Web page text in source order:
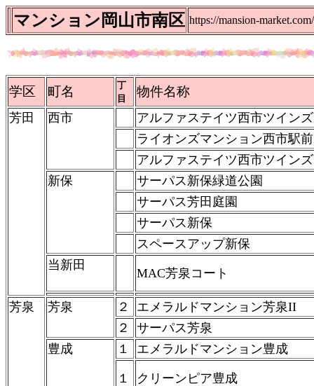
マンション岡山市南区 https://mansion-market.com/
学区 町名
丁
目
物件名称
芳田 西市
アルファステイツ西市ツイン
ライオンズマンション西市駅前
アルファステイツ西市ツイン
新保
サーパス新保緑道公園
サーパス芳田庭園
サーパス新保
スペースアップ新保
当新田
MAC芳泉コート
芳泉 芳泉 ２
エメラルドマンション芳泉II
２
サーパス芳泉
豊成
１ エメラルドマンション豊成
１ クリーンピア豊成